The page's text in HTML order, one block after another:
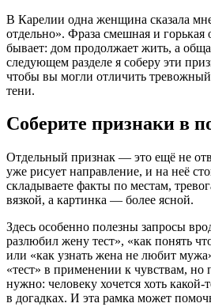
В Карелии одна женщина сказала
отдельно». Фраза смешная и
бывает: дом продолжает жить, а
следующем разделе я соберу эти
чтобы вы могли отличить
тени.
Соберите признаки в
Отдельный признак — это ещё не
уже рисует направление, и на неё
складываете факты по местам,
вязкой, а картинка — более ясной.
Здесь особенно полезны запросы
разлюбил жену тест», «как понять
или «как узнать жена не любит
«тест» в применении к чувствам,
нужно: человеку хочется хоть
в догадках. И эта рамка может